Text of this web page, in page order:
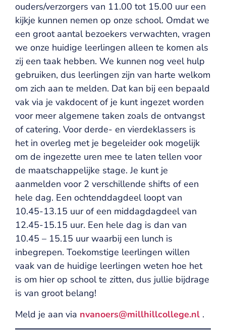
ouders/verzorgers van 11.00 tot 15.00 uur een
kijkje kunnen nemen op onze school. Omdat we
een groot aantal bezoekers verwachten, vragen
we onze huidige leerlingen alleen te komen als
zij een taak hebben. We kunnen nog veel hulp
gebruiken, dus leerlingen zijn van harte welkom
om zich aan te melden. Dat kan bij een bepaald
vak via je vakdocent of je kunt ingezet worden
voor meer algemene taken zoals de ontvangst
of catering. Voor derde- en vierdeklassers is
het in overleg met je begeleider ook mogelijk
om de ingezette uren mee te laten tellen voor
de maatschappelijke stage. Je kunt je
aanmelden voor 2 verschillende shifts of een
hele dag. Een ochtenddagdeel loopt van
10.45-13.15 uur of een middagdagdeel van
12.45-15.15 uur. Een hele dag is dan van
10.45 – 15.15 uur waarbij een lunch is
inbegrepen. Toekomstige leerlingen willen
vaak van de huidige leerlingen weten hoe het
is om hier op school te zitten, dus jullie bijdrage
is van groot belang!
Meld je aan via nvanoers@millhillcollege.nl .